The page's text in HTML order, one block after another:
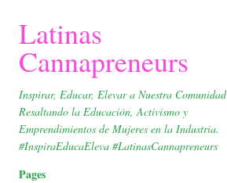
Latinas
Cannapreneurs
Inspirar, Educar, Elevar a Nuestra Comunidad
Resaltando la Educación, Activismo y
Emprendimientos de Mujeres en la Industria.
#InspiraEducaEleva #LatinasCannapreneurs
Pages